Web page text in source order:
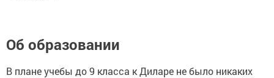
Об образовании
В плане учебы до 9 класса к Диларе не было никаких